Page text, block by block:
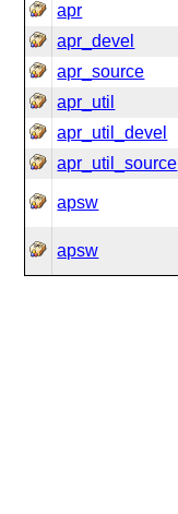
apr
apr_devel
apr_source
apr_util
apr_util_devel
apr_util_source
apsw
apsw